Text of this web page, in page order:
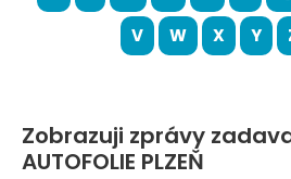
V
W X Y
Zobrazuji zprávy
AUTOFOLIE PLZEŇ